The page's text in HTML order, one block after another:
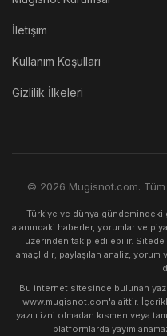
İletişim
Kullanım Koşulları
Gizlilik İlkeleri
© 2026 Mugisnot.com. Tüm
Türkiye ve dünya
alanındaki haberler, yorumlar ve
üzerinden takip edilebilir.
amaçlıdır; paylaşılan analiz, yorum
Bu internet sitesinde bulunan
www.mugisnot.com'a aittir.
yazılı izni olmadan kısmen veya
platformlarda